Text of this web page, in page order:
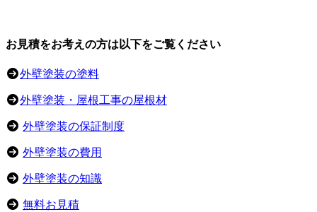
お見積をお考えの方は以下をご覧ください
外壁塗装の塗料
外壁塗装・屋根工事の屋根材
外壁塗装の保証制度
外壁塗装の費用
外壁塗装の知識
無料お見積